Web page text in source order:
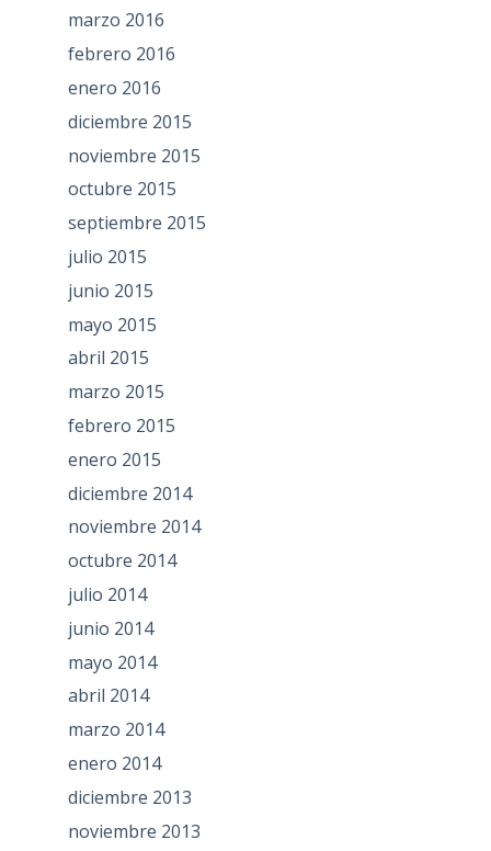
marzo 2016
febrero 2016
enero 2016
diciembre 2015
noviembre 2015
octubre 2015
septiembre 2015
julio 2015
junio 2015
mayo 2015
abril 2015
marzo 2015
febrero 2015
enero 2015
diciembre 2014
noviembre 2014
octubre 2014
julio 2014
junio 2014
mayo 2014
abril 2014
marzo 2014
enero 2014
diciembre 2013
noviembre 2013